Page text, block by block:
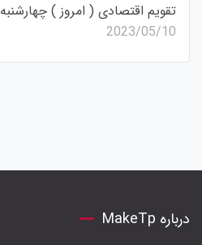
تقویم اقتصادی ( امروز ) چهارشنبه۱۰ می ۲۰۲۳
2023/05/10
درباره MakeTp